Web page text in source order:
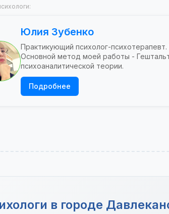
Юлия Зубенко
Практикующий психолог-
Основной метод моей работы -
психоаналитической теории.
Подробнее
в городе